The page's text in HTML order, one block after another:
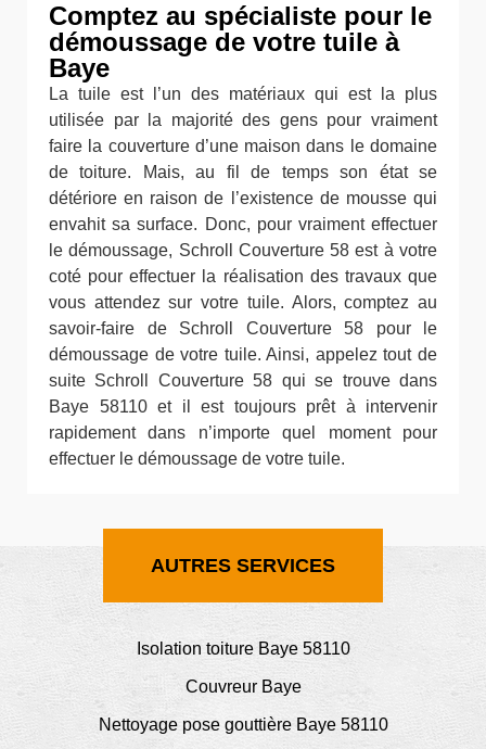
Comptez au spécialiste pour le
démoussage de votre tuile à
Baye
La tuile est l’un des matériaux qui est la plus
utilisée par la majorité des gens pour vraiment
faire la couverture d’une maison dans le domaine
de toiture. Mais, au fil de temps son état se
détériore en raison de l’existence de mousse qui
envahit sa surface. Donc, pour vraiment effectuer
le démoussage, Schroll Couverture 58 est à votre
coté pour effectuer la réalisation des travaux que
vous attendez sur votre tuile. Alors, comptez au
savoir-faire de Schroll Couverture 58 pour le
démoussage de votre tuile. Ainsi, appelez tout de
suite Schroll Couverture 58 qui se trouve dans
Baye 58110 et il est toujours prêt à intervenir
rapidement dans n’importe quel moment pour
effectuer le démoussage de votre tuile.
AUTRES SERVICES
Isolation toiture Baye 58110
Couvreur Baye
Nettoyage pose gouttière Baye 58110